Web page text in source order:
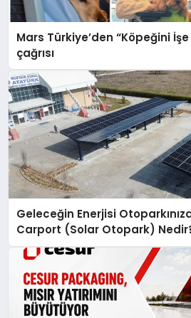
Mars Türkiye’den “Köpeğini
çağrısı
Geleceğin Enerjisi
Carport (Solar Otopark)